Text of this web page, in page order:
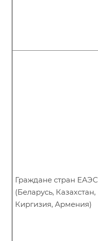
Граждане стран ЕАЭС
(Беларусь, Казахстан,
Киргизия, Армения)